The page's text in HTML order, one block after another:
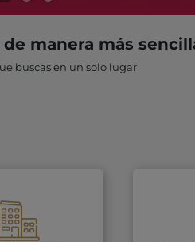
manera más
buscas en un solo lugar